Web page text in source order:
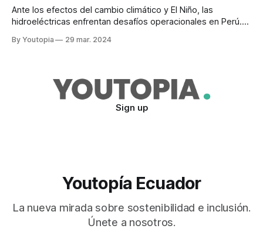
Ante los efectos del cambio climático y El Niño, las
hidroeléctricas enfrentan desafíos operacionales en Perú.
capacidad de los embalses, obligando a tomar medidas
energética,
By Youtopia 29 mar. 2024
Sign up
Youtopía Ecuador
La nueva mirada sobre sostenibilidad e inclusión.
Únete a nosotros.